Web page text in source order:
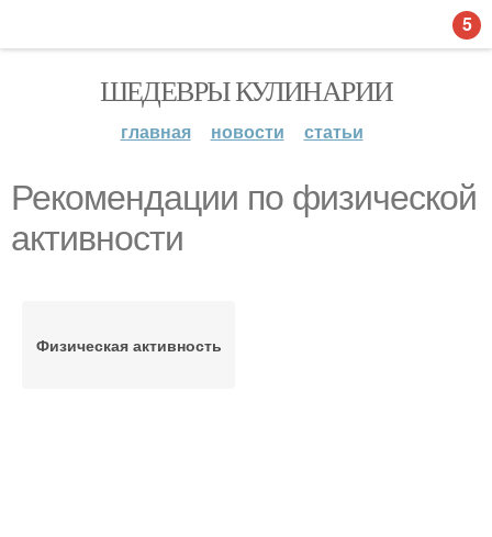
ШЕДЕВРЫ КУЛИНАРИИ
главная новости статьи
Рекомендации по физической
активности
Физическая активность
5